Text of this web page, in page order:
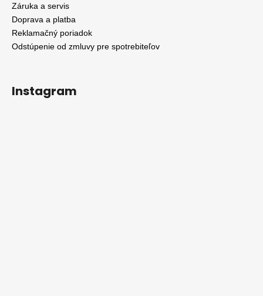
Záruka a servis
Doprava a platba
Reklamačný poriadok
Odstúpenie od zmluvy pre spotrebiteľov
Instagram